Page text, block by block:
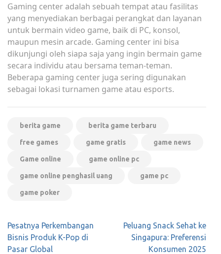
Gaming center adalah sebuah tempat atau fasilitas
yang menyediakan berbagai perangkat dan layanan
untuk bermain video game, baik di PC, konsol,
maupun mesin arcade. Gaming center ini bisa
dikunjungi oleh siapa saja yang ingin bermain game
secara individu atau bersama teman-teman.
Beberapa gaming center juga sering digunakan
sebagai lokasi turnamen game atau esports.
berita game berita game terbaru
free games game gratis game news
Game online game online pc
game online penghasil uang game pc
game poker
Post
navigation
Pesatnya Perkembangan
Bisnis Produk K-Pop di
Pasar Global
Peluang Snack Sehat ke
Singapura: Preferensi
Konsumen 2025